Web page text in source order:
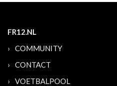
FR12.NL
COMMUNITY
CONTACT
VOETBALPOOL